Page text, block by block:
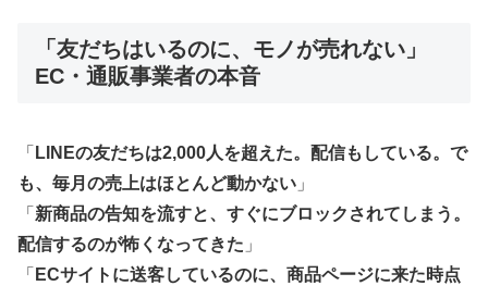
「友だちはいるのに、モノが売れない」
EC・通販事業者の本音
「 LINEの友だちは2,000人を超えた。配信もしている。で
も、毎月の売上はほとんど動かない 」
「 新商品の告知を流すと、すぐにブロックされてしまう。
配信するのが怖くなってきた 」
「 ECサイトに送客しているのに、商品ページに来た時点